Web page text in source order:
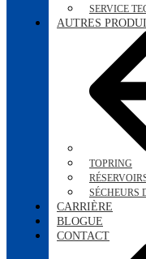
SERVICE
AUTRES
TOPRING
SÉCHEURS
CARRIÈRE
BLOGUE
CONTACT